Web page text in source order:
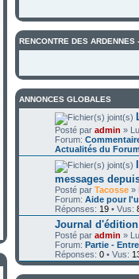
RENCONTRE DES
ANNONCES GLOBALES
Posté par admin »
Forum:
Actualités du Forum
messages
Posté par Tacosse »
Forum: Aide pour
Réponses: 19 • Vus:
Journal d'édition
Posté par admin »
Forum: Partie -
Réponses: 0 • Vus: